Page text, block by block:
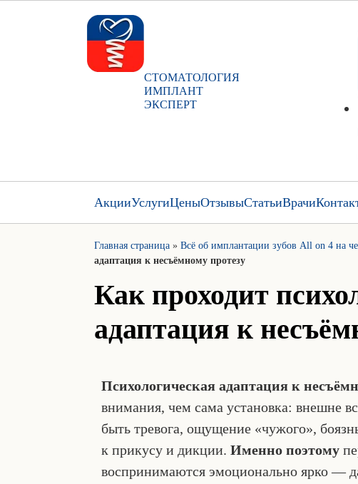
СТОМАТОЛОГИЯ
ИМПЛАНТ
ЭКСПЕРТ
АкцииУслугиЦеныОтзывыСтатьиВрачи
Главная страница » Всё об имплантации зубов All on 4 на
адаптация к несъёмному протезу
Как проходит
адаптация к
Психологическая адаптация к
внимания, чем сама установка: внешне
быть тревога, ощущение «чужого»,
к прикусу и дикции. Именно поэтому
воспринимаются эмоционально ярко —